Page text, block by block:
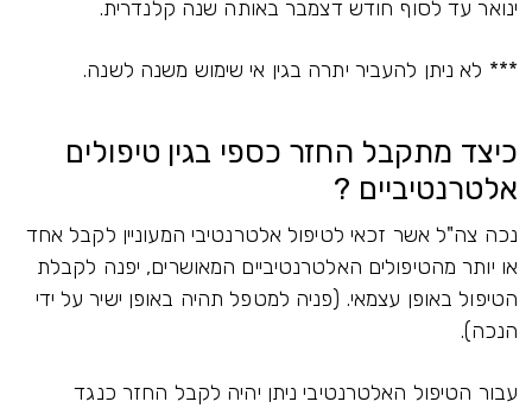
ינואר עד לסוף חודש דצמבר באותה שנה קלנדרית.
*** לא ניתן להעביר יתרה בגין אי שימוש משנה לשנה.
כיצד מתקבל החזר כספי בגין טיפולים
אלטרנטיביים ?
נכה צה"ל אשר זכאי לטיפול אלטרנטיבי המעוניין לקבל אחד
או יותר מהטיפולים האלטרנטיביים המאושרים, יפנה לקבלת
הטיפול באופן עצמאי. (פניה למטפל תהיה באופן ישיר על ידי
הנכה).
עבור הטיפול האלטרנטיבי ניתן יהיה לקבל החזר כנגד